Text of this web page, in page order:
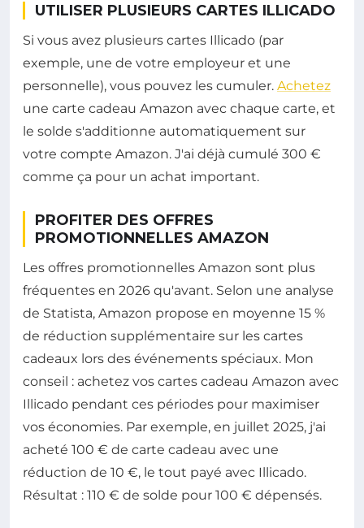
UTILISER PLUSIEURS CARTES ILLICADO
Si vous avez plusieurs cartes Illicado (par
exemple, une de votre employeur et une
personnelle), vous pouvez les cumuler. Achetez
une carte cadeau Amazon avec chaque carte, et
le solde s'additionne automatiquement sur
votre compte Amazon. J'ai déjà cumulé 300 €
comme ça pour un achat important.
PROFITER DES OFFRES
PROMOTIONNELLES AMAZON
Les offres promotionnelles Amazon sont plus
fréquentes en 2026 qu'avant. Selon une analyse
de Statista, Amazon propose en moyenne 15 %
de réduction supplémentaire sur les cartes
cadeaux lors des événements spéciaux. Mon
conseil : achetez vos cartes cadeau Amazon avec
Illicado pendant ces périodes pour maximiser
vos économies. Par exemple, en juillet 2025, j'ai
acheté 100 € de carte cadeau avec une
réduction de 10 €, le tout payé avec Illicado.
Résultat : 110 € de solde pour 100 € dépensés.